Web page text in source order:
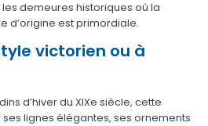
les demeures historiques où la
d’origine est primordiale.
victorien ou à
d’hiver du XIXe siècle, cette
lignes élégantes, ses ornements